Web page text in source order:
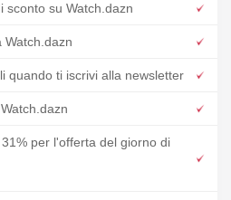
sconto su Watch.dazn
Watch.dazn
quando ti iscrivi alla newsletter
per l'offerta del giorno di